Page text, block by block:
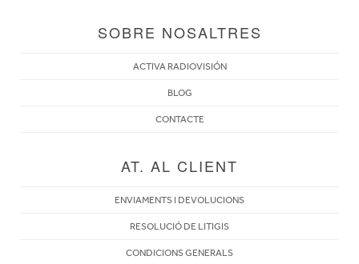
SOBRE NOSALTRES
ACTIVA RADIOVISIÓN
BLOG
CONTACTE
AT. AL CLIENT
ENVIAMENTS I DEVOLUCIONS
RESOLUCIÓ DE LITIGIS
CONDICIONS GENERALS